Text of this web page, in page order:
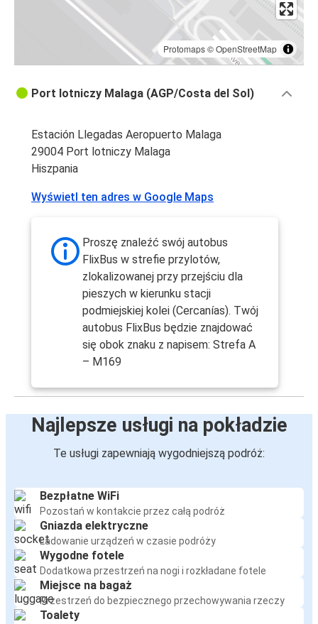
Protomaps©OpenStreetMap
Port lotniczy Malaga (AGP/Costa del Sol)
Estación Llegadas Aeropuerto Malaga
29004 Port lotniczy Malaga
Hiszpania
Wyświetl ten adres w Google Maps
Proszę znaleźć swój autobus
FlixBus w strefie przylotów,
zlokalizowanej przy przejściu dla
pieszych w kierunku stacji
podmiejskiej kolei (Cercanías). Twój
autobus FlixBus będzie znajdować
się obok znaku z napisem: Strefa A
– M169
Najlepsze usługi na pokładzie
Te usługi zapewniają wygodniejszą podróż:
Bezpłatne WiFi
Pozostań w kontakcie przez całą podróż
Gniazda elektryczne
Ładowanie urządzeń w czasie podróży
Wygodne fotele
Dodatkowa przestrzeń na nogi i rozkładane fotele
Miejsce na bagaż
Przestrzeń do bezpiecznego przechowywania rzeczy
Toalety